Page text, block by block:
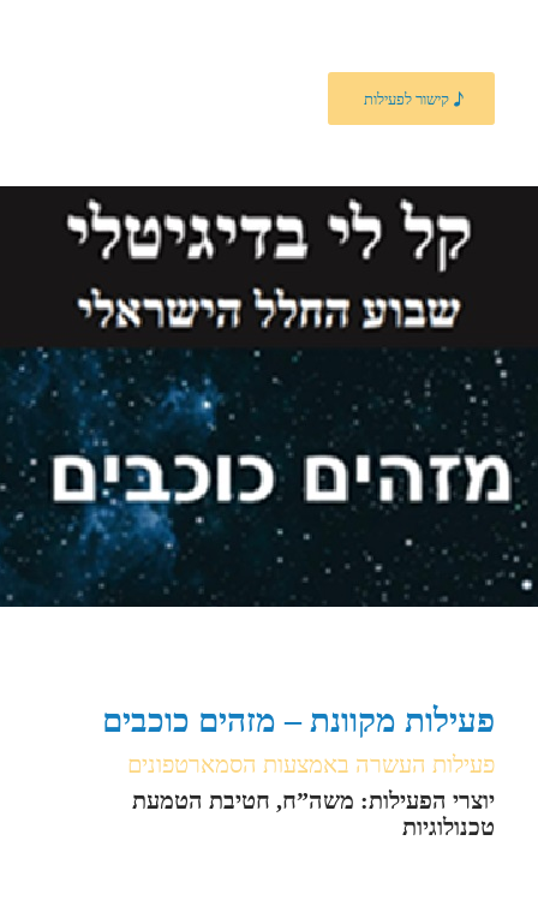
קישור לפעילות
פעילות מקוונת – מזהים כוכבים
פעילות העשרה באמצעות הסמארטפונים
יוצרי הפעילות: משה”ח, חטיבת הטמעת
טכנולוגיות